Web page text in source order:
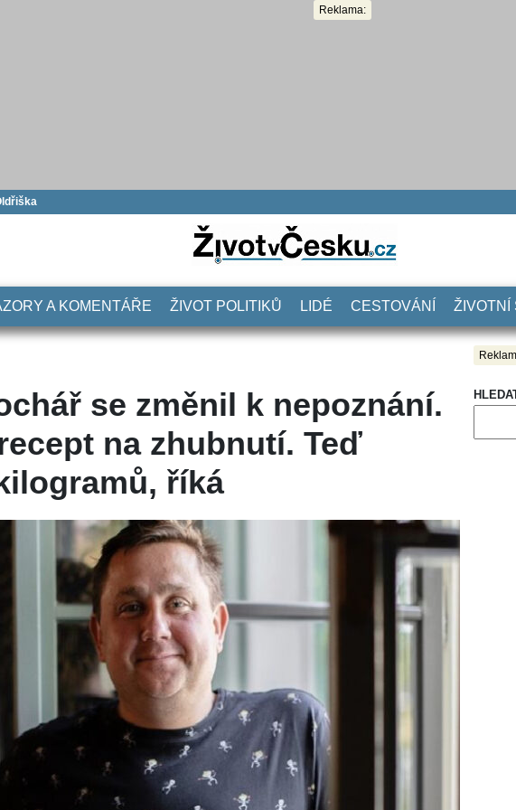
Reklama:
A KOMENTÁŘE ŽIVOT POLITIKŮ LIDÉ CESTOVÁNÍ ŽIVOTNÍ
se změnil k nepoznání.
na zhubnutí. Teď
říká